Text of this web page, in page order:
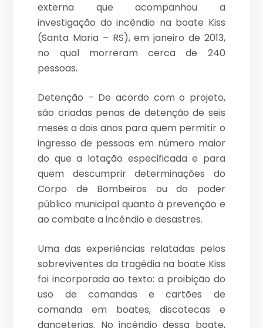
externa que acompanhou a
investigação do incêndio na boate Kiss
(Santa Maria – RS), em janeiro de 2013,
no qual morreram cerca de 240
pessoas.
Detenção – De acordo com o projeto,
são criadas penas de detenção de seis
meses a dois anos para quem permitir o
ingresso de pessoas em número maior
do que a lotação especificada e para
quem descumprir determinações do
Corpo de Bombeiros ou do poder
público municipal quanto à prevenção e
ao combate a incêndio e desastres.
Uma das experiências relatadas pelos
sobreviventes da tragédia na boate Kiss
foi incorporada ao texto: a proibição do
uso de comandas e cartões de
comanda em boates, discotecas e
danceterias. No incêndio dessa boate,